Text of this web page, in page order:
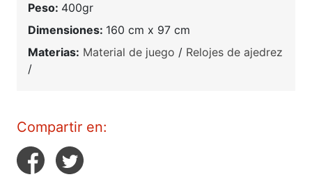
Peso: 400gr
Dimensiones: 160 cm x 97 cm
Materias: Material de juego / Relojes de ajedrez
/
Compartir en: